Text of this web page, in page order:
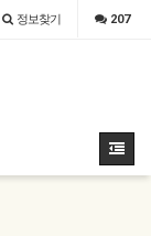
정보찾기 207